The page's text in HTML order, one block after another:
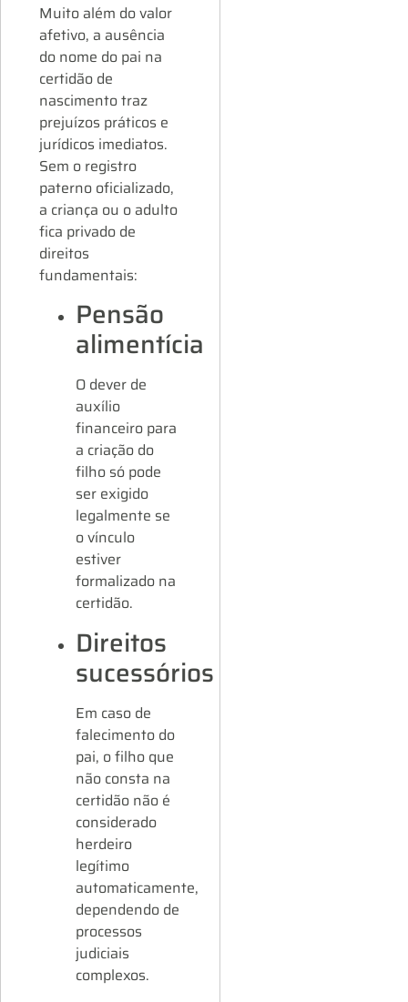
Muito além do valor
afetivo, a ausência
do nome do pai na
certidão de
nascimento traz
prejuízos práticos e
jurídicos imediatos.
Sem o registro
paterno oficializado,
a criança ou o adulto
fica privado de
direitos
fundamentais:
Pensão
alimentícia
O dever de
auxílio
financeiro para
a criação do
filho só pode
ser exigido
legalmente se
o vínculo
estiver
formalizado na
certidão.
Direitos
sucessórios
Em caso de
falecimento do
pai, o filho que
não consta na
certidão não é
considerado
herdeiro
legítimo
automaticamente,
dependendo de
processos
judiciais
complexos.